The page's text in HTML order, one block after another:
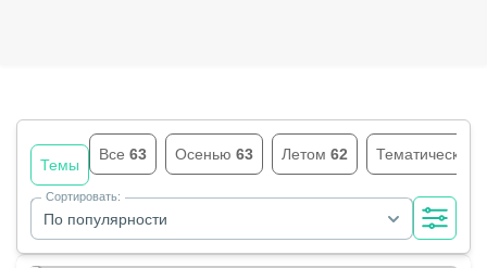
Темы
Все 63 Осенью 63 Летом 62 Тематические
По популярности
Сортировать: